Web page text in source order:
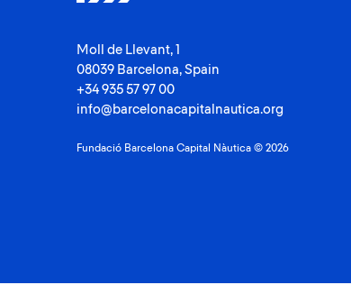
Moll de Llevant, 1
08039 Barcelona, Spain
+34 935 57 97 00
info@barcelonacapitalnautica.org
Fundació Barcelona Capital Nàutica © 2026